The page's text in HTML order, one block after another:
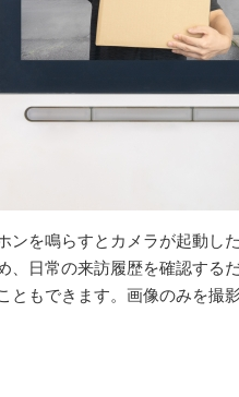
ンを鳴らすとカメラが起動し
、日常の来訪履歴を確認する
ともできます。画像のみを撮